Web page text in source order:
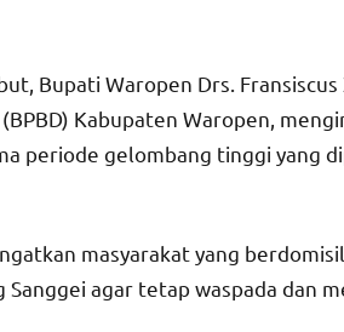
Bupati Waropen Drs. Fransiscus
Kabupaten Waropen,
periode gelombang tinggi yang
masyarakat yang
Sanggei agar tetap waspada dan